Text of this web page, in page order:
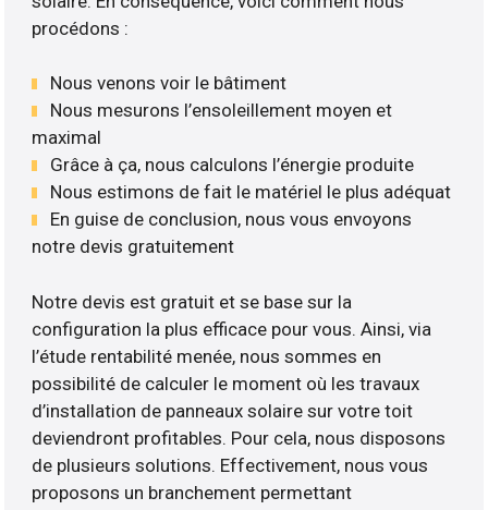
procédons :
Nous venons voir le bâtiment
Nous mesurons l’ensoleillement moyen et
maximal
Grâce à ça, nous calculons l’énergie produite
Nous estimons de fait le matériel le plus adéquat
En guise de conclusion, nous vous envoyons
notre devis gratuitement
Notre devis est gratuit et se base sur la
configuration la plus efficace pour vous. Ainsi, via
l’étude rentabilité menée, nous sommes en
possibilité de calculer le moment où les travaux
d’installation de panneaux solaire sur votre toit
deviendront profitables. Pour cela, nous disposons
de plusieurs solutions. Effectivement, nous vous
proposons un branchement permettant